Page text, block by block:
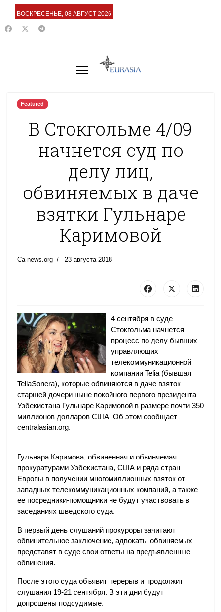
ВОСКРЕСЕНЬЕ, 08 АВГУСТ 2026
Featured
В Стокгольме 4/09
начнется суд по
делу лиц,
обвиняемых в даче
взятки Гульнаре
Каримовой
Ca-news.org 23 августа 2018
4 сентября в суде
Стокгольма начнется
процесс по делу бывших
управляющих
телекоммуникационной
компании Telia (бывшая
TeliaSonera), которые обвиняются в даче взяток
старшей дочери ныне покойного первого президента
Узбекистана Гульнаре Каримовой в размере почти 350
миллионов долларов США. Об этом сообщает
centralasian.org.
Гульнара Каримова, обвиненная и обвиняемая
прокуратурами Узбекистана, США и ряда стран
Европы в получении многомиллионных взяток от
западных телекоммуникационных компаний, а также
ее посредники-помощники не будут участвовать в
заседаниях шведского суда.
В первый день слушаний прокуроры зачитают
обвинительное заключение, адвокаты обвиняемых
представят в суде свои ответы на предъявленные
обвинения.
После этого суда объявит перерыв и продолжит
слушания 19-21 сентября. В эти дни будут
допрошены подсудимые.